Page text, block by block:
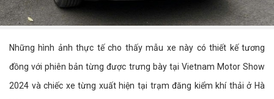
Những hình ảnh thực tế cho thấy mẫu xe này có thiết kế tương
đồng với phiên bản từng được trưng bày tại Vietnam Motor Show
2024 và chiếc xe từng xuất hiện tại trạm đăng kiểm khí thải ở Hà